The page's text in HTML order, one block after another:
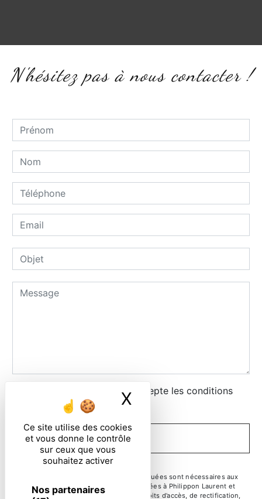
Ce site utilise des cookies
et vous donne le contrôle
sur ceux que vous
souhaitez activer
Nos partenaires
X Masquer le
N'hésitez pas à nous contacter !
En cochant cette case, j'accepte les conditions
particulières ci-dessous **
ENVOYER
** Les données personnelles communiquées sont nécessaires aux
fins de vous contacter. Elles sont destinées à Philippon Laurent et
ses sous-traitants. Vous disposez de droits d’accès, de rectification,